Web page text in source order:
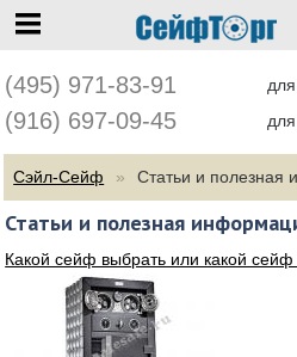
(495) 971-83-91
(916) 697-09-45
Сэйл-Сейф Статьи и
Статьи и полезная
Какой сейф выбрать или какой